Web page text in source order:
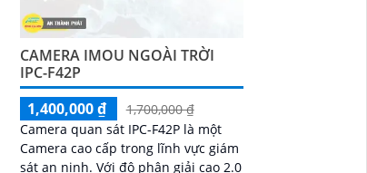
CAMERA IMOU NGOÀI TRỜI
IPC-F42P
1,400,000 ₫
1,700,000 ₫
Camera quan sát IPC-F42P là một
Camera cao cấp trong lĩnh vực giám
sát an ninh. Với độ phân giải cao 2.0